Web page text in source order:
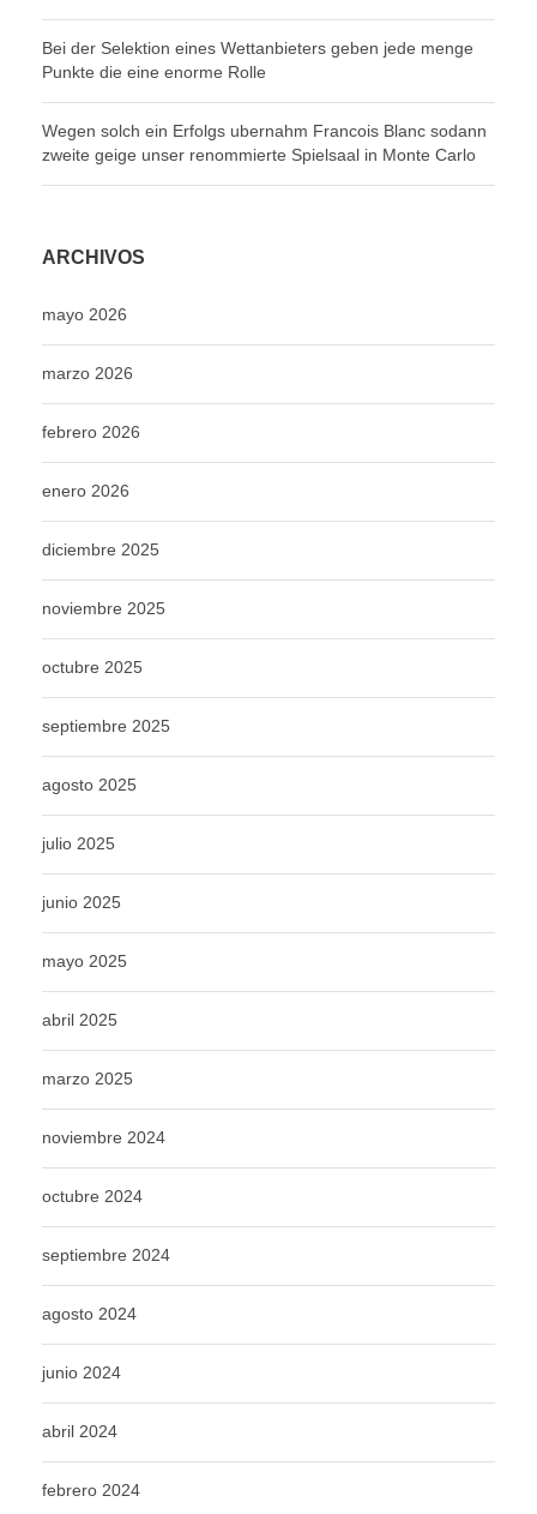
Bei der Selektion eines Wettanbieters geben jede menge
Punkte die eine enorme Rolle
Wegen solch ein Erfolgs ubernahm Francois Blanc sodann
zweite geige unser renommierte Spielsaal in Monte Carlo
ARCHIVOS
mayo 2026
marzo 2026
febrero 2026
enero 2026
diciembre 2025
noviembre 2025
octubre 2025
septiembre 2025
agosto 2025
julio 2025
junio 2025
mayo 2025
abril 2025
marzo 2025
noviembre 2024
octubre 2024
septiembre 2024
agosto 2024
junio 2024
abril 2024
febrero 2024